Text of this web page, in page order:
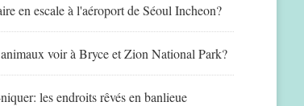
en escale à l'aéroport de Séoul Incheon?
voir à Bryce et Zion National Park?
les endroits rêvés en banlieue